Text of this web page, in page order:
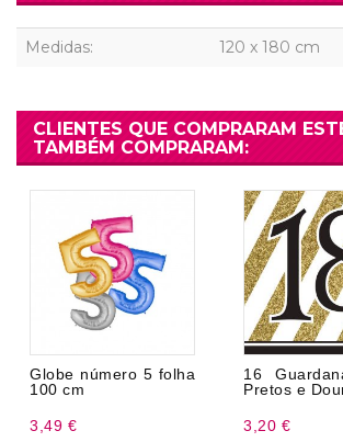
Medidas: 120 x 180 cm
CLIENTES QUE COMPRARAM
TAMBÉM COMPRARAM:
Globe número 5 folha
100 cm
3,49 €
16
Pretos e
3,20 €